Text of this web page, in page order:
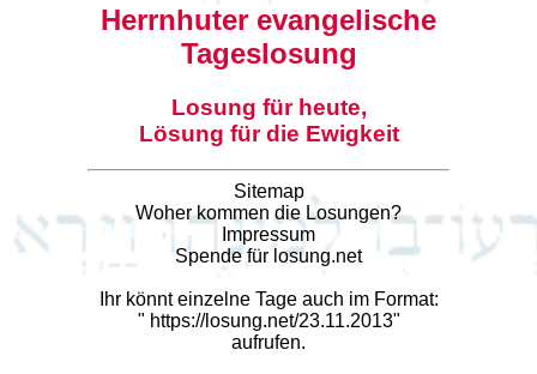
Herrnhuter evangelische
Tageslosung
Losung für heute,
Lösung für die Ewigkeit
Sitemap
Woher kommen die Losungen?
Impressum
Spende für losung.net
Ihr könnt einzelne Tage auch im Format:
" https://losung.net/23.11.2013"
aufrufen.